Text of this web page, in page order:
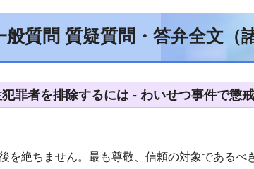
質問 質疑質問・答弁全文（
罪者を排除するには - わいせつ事件で懲
を絶ちません。最も尊敬、信頼の対象である